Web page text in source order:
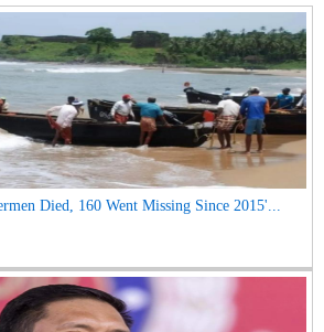
Died, 160 Went Missing Since 2015'...